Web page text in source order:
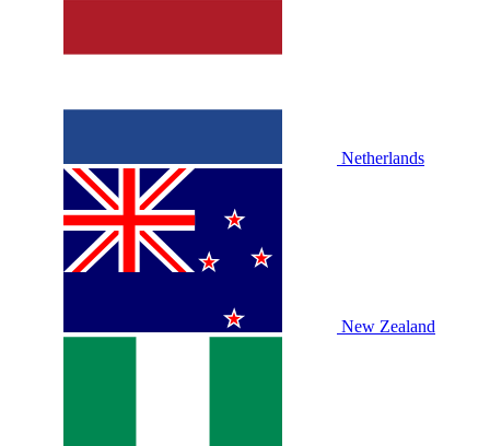
Netherlands
New Zealand